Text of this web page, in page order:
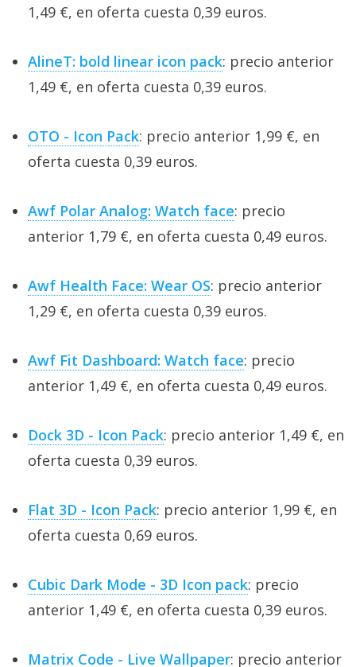
1,49 €, en oferta cuesta 0,39 euros.
AlineT: bold linear icon pack: precio anterior
1,49 €, en oferta cuesta 0,39 euros.
OTO - Icon Pack: precio anterior 1,99 €, en
oferta cuesta 0,39 euros.
Awf Polar Analog: Watch face: precio
anterior 1,79 €, en oferta cuesta 0,49 euros.
Awf Health Face: Wear OS: precio anterior
1,29 €, en oferta cuesta 0,39 euros.
Awf Fit Dashboard: Watch face: precio
anterior 1,49 €, en oferta cuesta 0,49 euros.
Dock 3D - Icon Pack: precio anterior 1,49 €, en
oferta cuesta 0,39 euros.
Flat 3D - Icon Pack: precio anterior 1,99 €, en
oferta cuesta 0,69 euros.
Cubic Dark Mode - 3D Icon pack: precio
anterior 1,49 €, en oferta cuesta 0,39 euros.
Matrix Code - Live Wallpaper: precio anterior